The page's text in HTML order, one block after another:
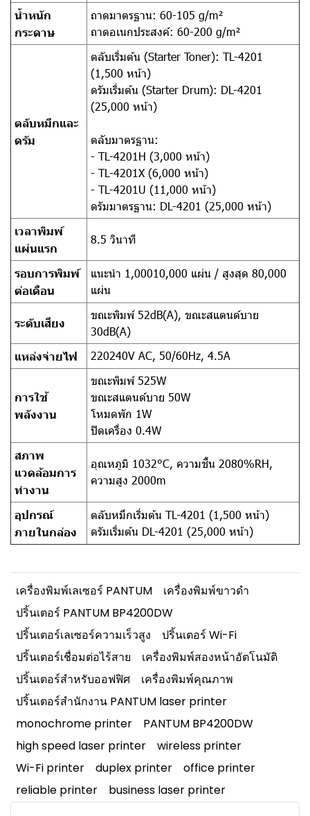
น้ำหนัก
กระดาษ
ถาดมาตรฐาน: 60-105 g/m²
ถาดอเนกประสงค์: 60-200 g/m²
ตลับหมึกและ
ดรัม
ตลับเริ่มต้น (Starter Toner): TL-4201
(1,500 หน้า)
ดรัมเริ่มต้น (Starter Drum): DL-4201
(25,000 หน้า)
ตลับมาตรฐาน:
- TL-4201H (3,000 หน้า)
- TL-4201X (6,000 หน้า)
- TL-4201U (11,000 หน้า)
ดรัมมาตรฐาน: DL-4201 (25,000 หน้า)
เวลาพิมพ์
แผ่นแรก
8.5 วินาที
รอบการพิมพ์
ต่อเดือน
แนะนำ 1,00010,000 แผ่น / สูงสุด 80,000
แผ่น
ระดับเสียง
ขณะพิมพ์ 52dB(A), ขณะสแตนด์บาย
30dB(A)
แหล่งจ่ายไฟ 220240V AC, 50/60Hz, 4.5A
การใช้
พลังงาน
ขณะพิมพ์ 525W
ขณะสแตนด์บาย 50W
โหมดพัก 1W
ปิดเครื่อง 0.4W
สภาพ
แวดล้อมการ
ทำงาน
อุณหภูมิ 1032°C, ความชื้น 2080%RH,
ความสูง 2000m
อุปกรณ์
ภายในกล่อง
ตลับหมึกเริ่มต้น TL-4201 (1,500 หน้า)
ดรัมเริ่มต้น DL-4201 (25,000 หน้า)
เครื่องพิมพ์เลเซอร์ PANTUM
เครื่องพิมพ์ขาวดำ
ปริ้นเตอร์ PANTUM BP4200DW
ปริ้นเตอร์เลเซอร์ความเร็วสูง
ปริ้นเตอร์ Wi-Fi
ปริ้นเตอร์เชื่อมต่อไร้สาย
เครื่องพิมพ์สองหน้าอัตโนมัติ
ปริ้นเตอร์สำหรับออฟฟิศ
เครื่องพิมพ์คุณภาพ
ปริ้นเตอร์สำนักงาน PANTUM laser printer
monochrome printer
PANTUM BP4200DW
high speed laser printer
wireless printer
Wi-Fi printer
duplex printer
office printer
reliable printer
business laser printer